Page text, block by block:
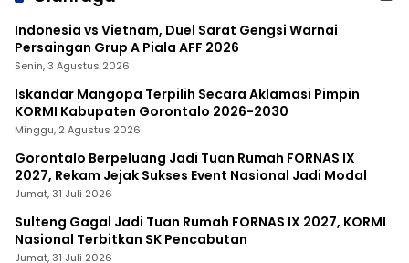
Indonesia vs Vietnam, Duel Sarat Gengsi Warnai
Persaingan Grup A Piala AFF 2026
Senin, 3 Agustus 2026
Iskandar Mangopa Terpilih Secara Aklamasi Pimpin
KORMI Kabupaten Gorontalo 2026-2030
Minggu, 2 Agustus 2026
Gorontalo Berpeluang Jadi Tuan Rumah FORNAS IX
2027, Rekam Jejak Sukses Event Nasional Jadi Modal
Jumat, 31 Juli 2026
Sulteng Gagal Jadi Tuan Rumah FORNAS IX 2027, KORMI
Nasional Terbitkan SK Pencabutan
Jumat, 31 Juli 2026